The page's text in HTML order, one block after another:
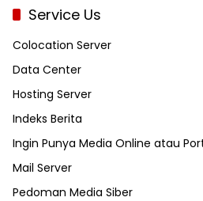
Service Us
Colocation Server
Data Center
Hosting Server
Indeks Berita
Ingin Punya Media Online atau
Mail Server
Pedoman Media Siber